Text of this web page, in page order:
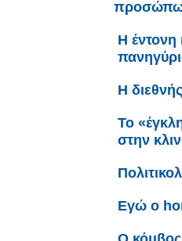
Η έντονη
Η
Το
στην
Εγώ ο